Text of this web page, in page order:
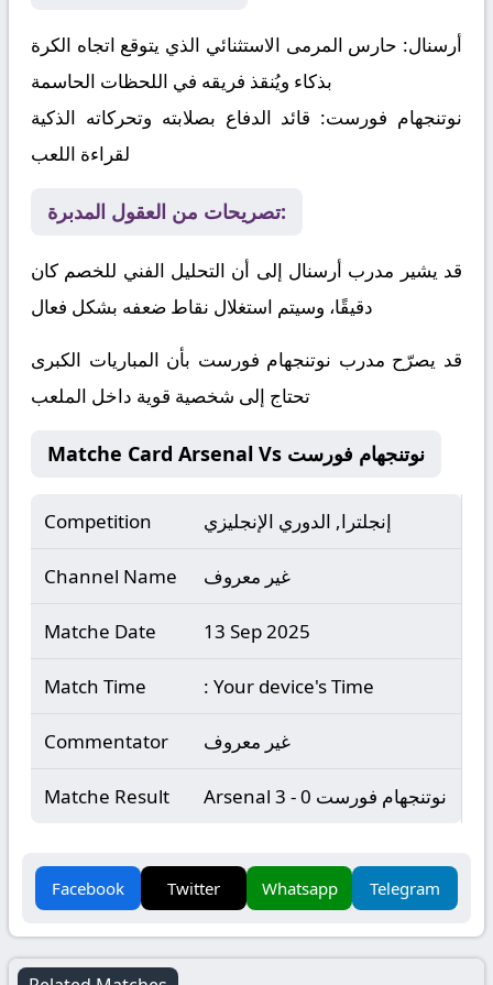
أرسنال: حارس المرمى الاستثنائي الذي يتوقع اتجاه الكرة
بذكاء ويُنقذ فريقه في اللحظات الحاسمة
نوتنجهام فورست: قائد الدفاع بصلابته وتحركاته الذكية
لقراءة اللعب
تصريحات من العقول المدبرة:
قد يشير مدرب أرسنال إلى أن التحليل الفني للخصم كان
دقيقًا، وسيتم استغلال نقاط ضعفه بشكل فعال
قد يصرّح مدرب نوتنجهام فورست بأن المباريات الكبرى
تحتاج إلى شخصية قوية داخل الملعب
Matche Card Arsenal Vs نوتنجهام فورست
Competition إنجلترا, الدوري الإنجليزي
Channel Name غير معروف
Matche Date 13 Sep 2025
Match Time : Your device's Time
Commentator غير معروف
Matche Result Arsenal 3 - 0 نوتنجهام فورست
Facebook Twitter Whatsapp Telegram